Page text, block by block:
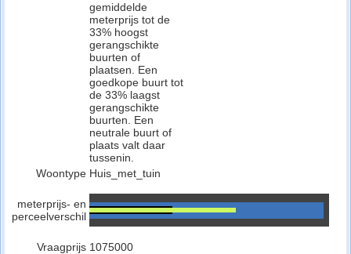
gemiddelde
meterprijs tot de
33% hoogst
gerangschikte
buurten of
plaatsen. Een
goedkope buurt tot
de 33% laagst
gerangschikte
buurten. Een
neutrale buurt of
plaats valt daar
tussenin.
Woontype Huis_met_tuin
meterprijs- en
perceelverschil
Vraagprijs 1075000